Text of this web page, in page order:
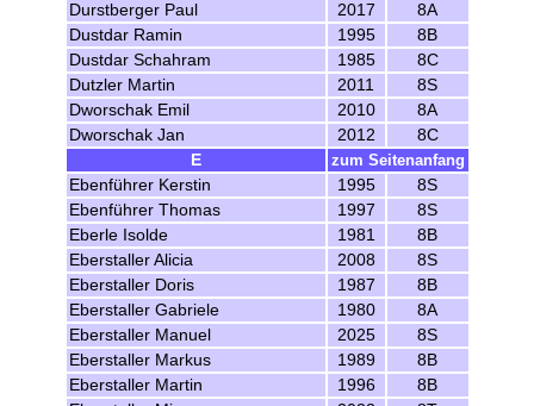
Durstberger Paul
2017
8A
Dustdar Ramin
1995
8B
Dustdar Schahram
1985
8C
Dutzler Martin
2011
8S
Dworschak Emil
2010
8A
Dworschak Jan
2012
8C
E
zum Seitenanfang
Ebenführer Kerstin
1995
8S
Ebenführer Thomas
1997
8S
Eberle Isolde
1981
8B
Eberstaller Alicia
2008
8S
Eberstaller Doris
1987
8B
Eberstaller Gabriele
1980
8A
Eberstaller Manuel
2025
8S
Eberstaller Markus
1989
8B
Eberstaller Martin
1996
8B